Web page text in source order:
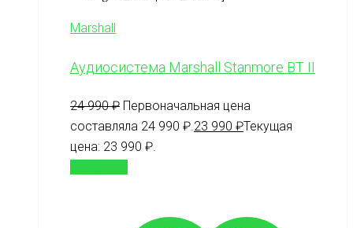
Marshall
Аудиосистема Marshall Stanmore BT II
24 990₽ Первоначальная цена
составляла 24 990 ₽.23 990 ₽Текущая
цена: 23 990 ₽.